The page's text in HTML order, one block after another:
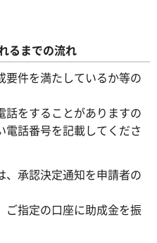
るまでの流れ
要件を満たしているか等の
をすることがありますの
話番号を記載してくださ
承認決定通知を申請者の
ご指定の口座に助成金を振